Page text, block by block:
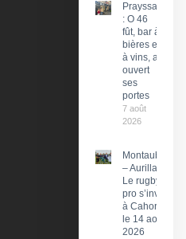
Prayssac
: O 46
fût, bar à
bières et
à vins, a
ouvert
ses
portes
7 août
2026
Montauban
– Aurillac :
Le rugby
pro s’invite
à Cahors
le 14 août
2026